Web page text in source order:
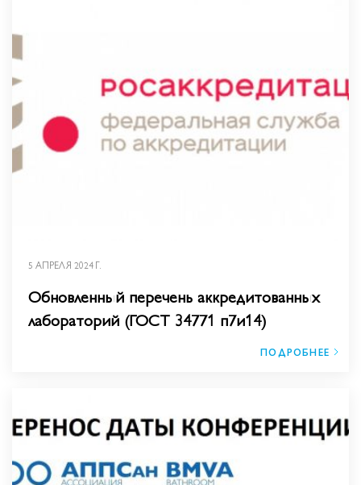
5 АПРЕЛЯ 2024 Г.
Обновленный перечень аккредитованных
лабораторий (ГОСТ 34771 п7и14)
ПОДРОБНЕЕ